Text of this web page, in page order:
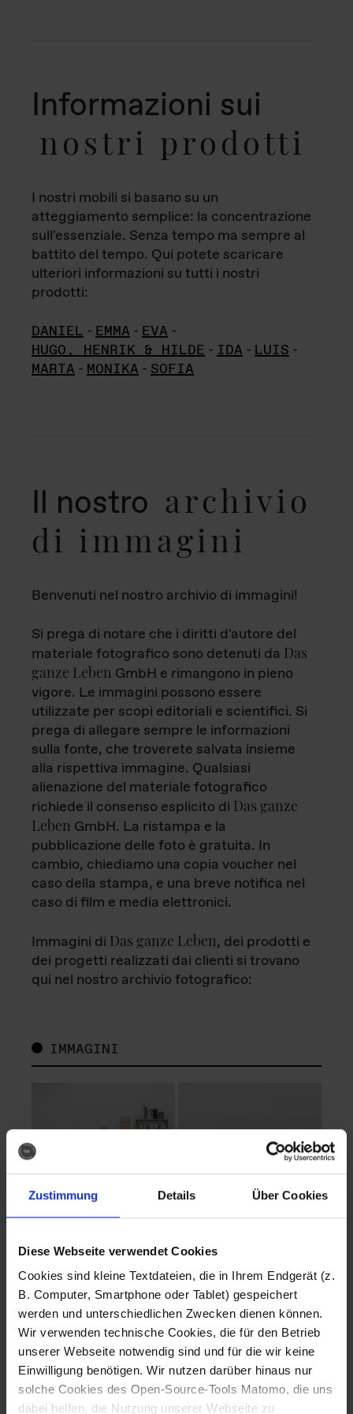
Zustimmung Details Über Cookies
Diese Webseite verwendet Cookies
Cookies sind kleine Textdateien, die in Ihrem Endgerät (z.
B. Computer, Smartphone oder Tablet) gespeichert
werden und unterschiedlichen Zwecken dienen können.
Wir verwenden technische Cookies, die für den Betrieb
unserer Webseite notwendig sind und für die wir keine
Einwilligung benötigen. Wir nutzen darüber hinaus nur
solche Cookies des Open-Source-Tools Matomo, die uns
dabei helfen, die Nutzung unserer Webseite zu
Informazioni sui
nostri prodotti
I nostri mobili si basano su un
atteggiamento semplice: la concentrazione
sull'essenziale. Senza tempo ma sempre al
battito del tempo. Qui potete scaricare
ulteriori informazioni su tutti i nostri
prodotti:
DANIEL - EMMA - EVA -
HUGO, HENRIK & HILDE - IDA - LUIS -
MARTA - MONIKA - SOFIA
Il nostro archivio
di immagini
Benvenuti nel nostro archivio di immagini!
Si prega di notare che i diritti d'autore del
materiale fotografico sono detenuti da Das
ganze Leben GmbH e rimangono in pieno
vigore. Le immagini possono essere
utilizzate per scopi editoriali e scientifici. Si
prega di allegare sempre le informazioni
sulla fonte, che troverete salvata insieme
alla rispettiva immagine. Qualsiasi
alienazione del materiale fotografico
richiede il consenso esplicito di Das ganze
Leben GmbH. La ristampa e la
pubblicazione delle foto è gratuita. In
cambio, chiediamo una copia voucher nel
caso della stampa, e una breve notifica nel
caso di film e media elettronici.
Immagini di Das ganze Leben, dei prodotti e
dei progetti realizzati dai clienti si trovano
qui nel nostro archivio fotografico:
IMMAGINI
Fotografo: Lorenz
Sternbach
Download
Fotografo: Lorenz
Sternbach
Download